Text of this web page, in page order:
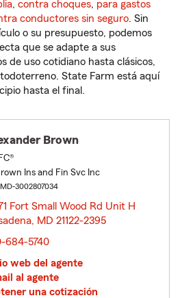
, contra choques, para gastos
conductores sin seguro. Sin
o su presupuesto, podemos
que se adapte a sus
de uso cotidiano hasta clásicos,
State Farm está aquí
hasta el final.
Brown
Ins and Fin Svc Inc
3002807034
Fort Small Wood Rd Unit H
MD 21122-2395
684-5740
web del agente
al agente
una cotización